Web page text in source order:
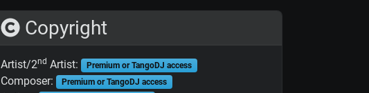
Copyright
Artist/2nd Artist: Premium or TangoDJ access
Composer: Premium or TangoDJ access